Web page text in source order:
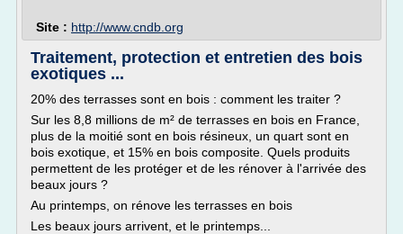
Site : http://www.cndb.org
Traitement, protection et entretien des bois
exotiques ...
20% des terrasses sont en bois : comment les traiter ?
Sur les 8,8 millions de m² de terrasses en bois en France,
plus de la moitié sont en bois résineux, un quart sont en
bois exotique, et 15% en bois composite. Quels produits
permettent de les protéger et de les rénover à l'arrivée des
beaux jours ?
Au printemps, on rénove les terrasses en bois
Les beaux jours arrivent, et le printemps...